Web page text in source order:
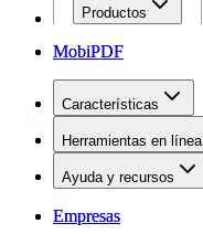
Productos
MobiPDF
Características
Herramientas en línea
Ayuda y recursos
Empresas
Productos
MobiPDF
Características
Herramientas en línea
Ayuda y recursos
Empresas